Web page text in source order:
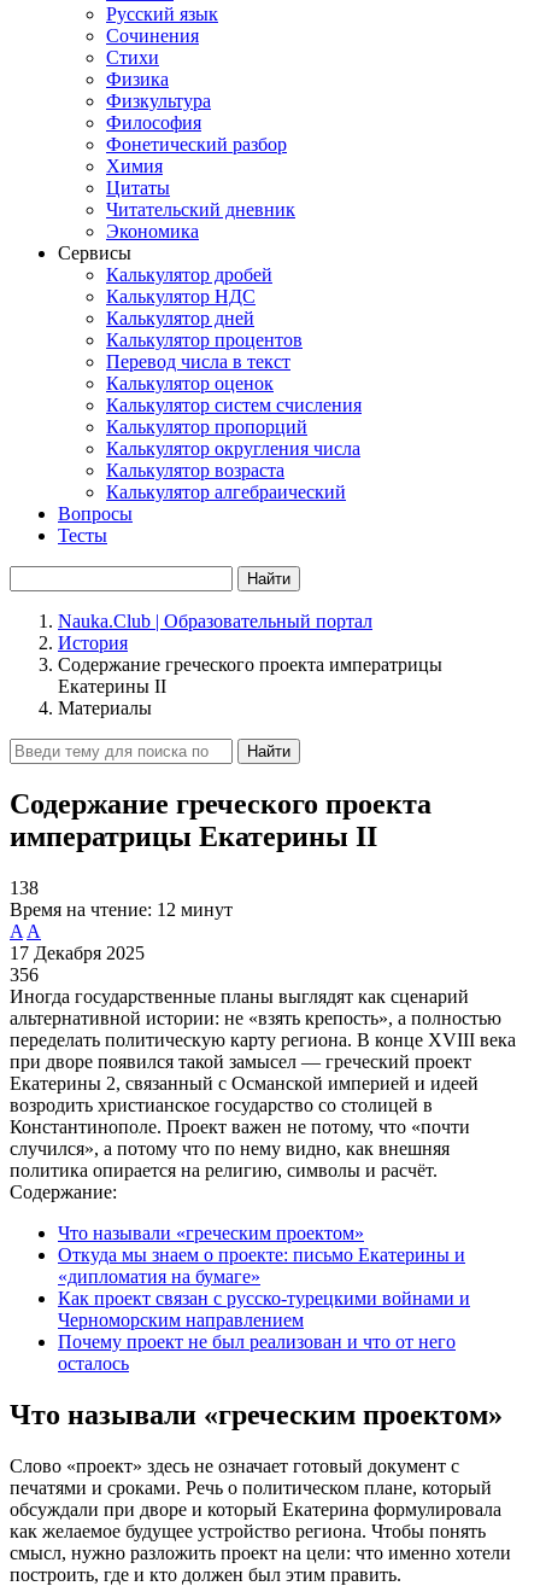
Русский язык
Сочинения
Стихи
Физика
Физкультура
Философия
Фонетический разбор
Химия
Цитаты
Читательский дневник
Экономика
Сервисы
Калькулятор дробей
Калькулятор НДС
Калькулятор дней
Калькулятор процентов
Перевод числа в текст
Калькулятор оценок
Калькулятор систем счисления
Калькулятор пропорций
Калькулятор округления числа
Калькулятор возраста
Калькулятор алгебраический
Вопросы
Тесты
Найти
Nauka.Club | Образовательный портал
История
Содержание греческого проекта императрицы
Екатерины II
Материалы
Найти
Содержание греческого проекта
императрицы Екатерины II
138
Время на чтение: 12 минут
A A
17 Декабря 2025
356
Иногда государственные планы выглядят как сценарий
альтернативной истории: не «взять крепость», а полностью
переделать политическую карту региона. В конце XVIII века
при дворе появился такой замысел — греческий проект
Екатерины 2, связанный с Османской империей и идеей
возродить христианское государство со столицей в
Константинополе. Проект важен не потому, что «почти
случился», а потому что по нему видно, как внешняя
политика опирается на религию, символы и расчёт.
Содержание:
Что называли «греческим проектом»
Откуда мы знаем о проекте: письмо Екатерины и
«дипломатия на бумаге»
Как проект связан с русско-турецкими войнами и
Черноморским направлением
Почему проект не был реализован и что от него
осталось
Что называли «греческим проектом»
Слово «проект» здесь не означает готовый документ с
печатями и сроками. Речь о политическом плане, который
обсуждали при дворе и который Екатерина формулировала
как желаемое будущее устройство региона. Чтобы понять
смысл, нужно разложить проект на цели: что именно хотели
построить, где и кто должен был этим править.